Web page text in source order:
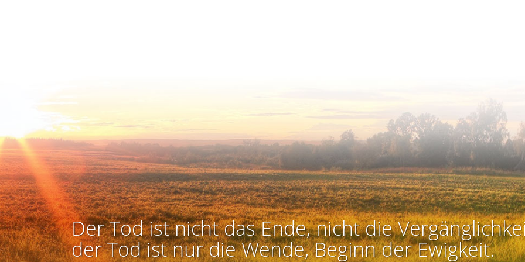
Der Tod ist nicht das Ende, nicht die
der Tod ist nur die Wende, Beginn der Ewigkeit.